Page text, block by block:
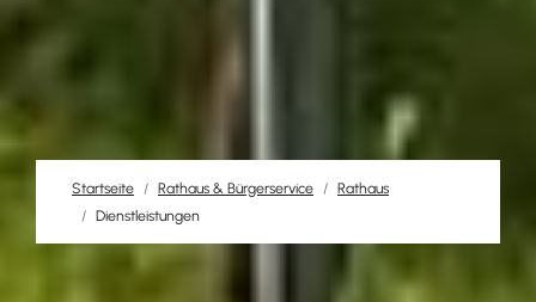
Startseite Rathaus & Bürgerservice
Rathaus
Dienstleistungen